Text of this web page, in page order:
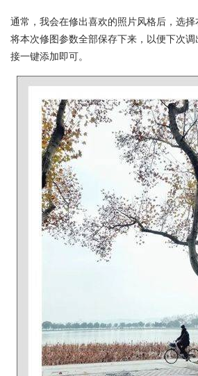
通常，我会在修出喜欢的照片风格后，选择
将本次修图参数全部保存下来，以便下次
接一键添加即可。